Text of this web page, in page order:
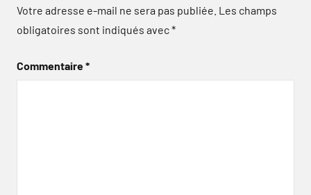
Votre adresse e-mail ne sera pas publiée. Les champs
obligatoires sont indiqués avec*
Commentaire*